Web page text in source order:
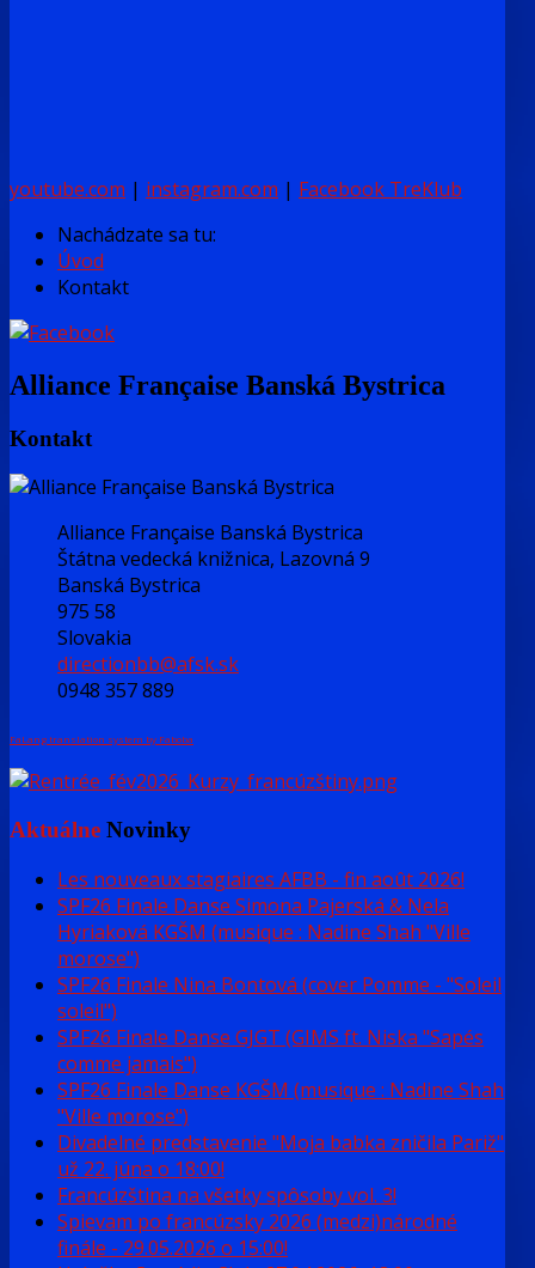
youtube.com | instagram.com | Facebook TreKlub
Nachádzate sa tu:
Úvod
Kontakt
Alliance Française Banská Bystrica
Kontakt
Alliance Française Banská Bystrica
Štátna vedecká knižnica, Lazovná 9
Banská Bystrica
975 58
Slovakia
directionbb@afsk.sk
0948 357 889
FaLang translation system by Faboba
Aktuálne Novinky
Les nouveaux stagiaires AFBB - fin août 2026!
SPF26 Finale Danse Simona Pajerská & Nela
Hyriaková KGŠM (musique : Nadine Shah "Ville
morose")
SPF26 Finale Nina Bontová (cover Pomme - "Soleil
soleil")
SPF26 Finale Danse GJGT (GIMS ft. Niska "Sapés
comme jamais")
SPF26 Finale Danse KGŠM (musique : Nadine Shah
"Ville morose")
Divadelné predstavenie "Moja babka zničila Pariž"
už 22. júna o 18:00!
Francúzština na všetky spôsoby vol. 3!
Spievam po francúzsky 2026 (medzi)národné
finále - 29.05.2026 o 15:00!